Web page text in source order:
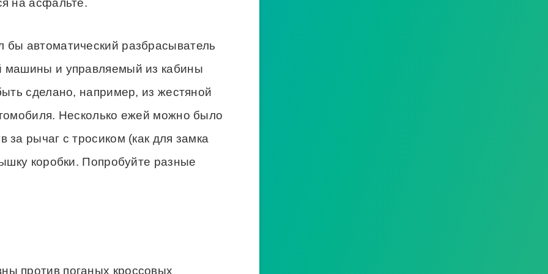
на асфальте.
автоматический разбрасыватель
и управляемый из кабины
сделано, например, из жестяной
Несколько ежей можно было
рычаг с тросиком (как для замка
коробки. Попробуйте разные
против поганых кроссовых